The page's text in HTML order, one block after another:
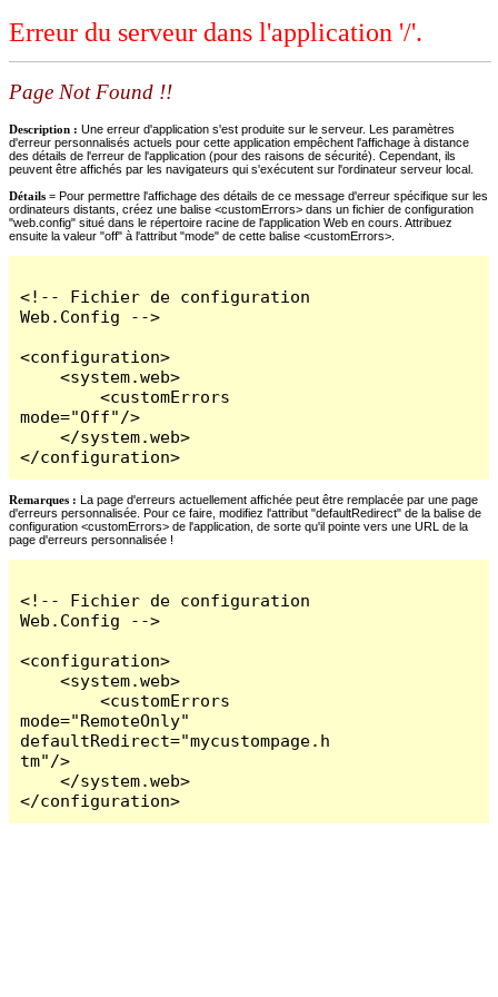
Erreur du serveur dans l'application '/'.
Page Not Found !!
Description : Une erreur d'application s'est produite sur le serveur. Les paramètres
d'erreur personnalisés actuels pour cette application empêchent l'affichage à distance
des détails de l'erreur de l'application (pour des raisons de sécurité). Cependant, ils
peuvent être affichés par les navigateurs qui s'exécutent sur l'ordinateur serveur local.
Détails = Pour permettre l'affichage des détails de ce message d'erreur spécifique sur les
ordinateurs distants, créez une balise <customErrors> dans un fichier de configuration
"web.config" situé dans le répertoire racine de l'application Web en cours. Attribuez
ensuite la valeur "off" à l'attribut "mode" de cette balise <customErrors>.
<!-- Fichier de configuration
Web.Config -->
<configuration>
    <system.web>
        <customErrors
mode="Off"/>
    </system.web>
</configuration>
Remarques : La page d'erreurs actuellement affichée peut être remplacée par une page
d'erreurs personnalisée. Pour ce faire, modifiez l'attribut "defaultRedirect" de la balise de
configuration <customErrors> de l'application, de sorte qu'il pointe vers une URL de la
page d'erreurs personnalisée !
<!-- Fichier de configuration
Web.Config -->
<configuration>
    <system.web>
        <customErrors
mode="RemoteOnly"
defaultRedirect="mycustompage.h
tm"/>
    </system.web>
</configuration>